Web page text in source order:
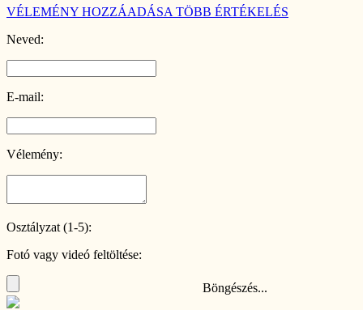
VÉLEMÉNY HOZZÁADÁSA TÖBB ÉRTÉKELÉS
Neved:
E-mail:
Vélemény:
Osztályzat (1-5):
Fotó vagy videó feltöltése:
Böngészés...